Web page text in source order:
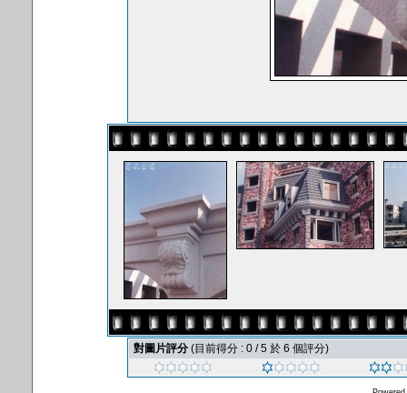
對圖片評分 (目前得分 : 0 / 5 於 6 個評分)